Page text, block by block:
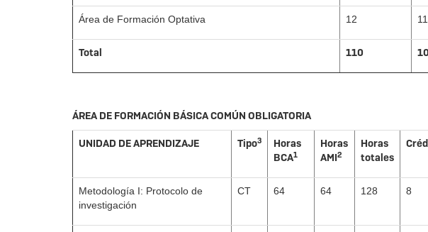
Área de Formación Optativa 12 11
Total 110
ÁREA DE FORMACIÓN BÁSICA COMÚN OBLIGATORIA
UNIDAD DE APRENDIZAJE Tipo3
Horas
BCA1
Horas
AMI2
Horas
totales
Metodología I: Protocolo de
investigación
CT 64 64 128 8